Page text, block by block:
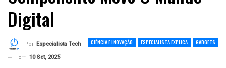
Digital
CIÊNCIA E INOVAÇÃO ESPECIALISTA EXPLICA GADGETS
Por Especialista Tech
Em 10 Set, 2025